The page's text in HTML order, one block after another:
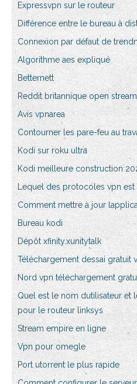
Expressvpn sur le routeur
Différence entre le bureau à
Connexion par défaut de
Algorithme aes expliqué
Betternett
Reddit britannique open stream
Avis vpnarea
Contourner les pare-feu au
Kodi sur roku ultra
Kodi meilleure construction
Lequel des protocoles vpn
Comment mettre à jour
Bureau kodi
Dépôt xfinity.xunitytalk
Téléchargement dessai gratuit
Nord vpn téléchargement
Quel est le nom dutilisateur et
pour le routeur linksys
Stream empire en ligne
Vpn pour omegle
Port utorrent le plus rapide